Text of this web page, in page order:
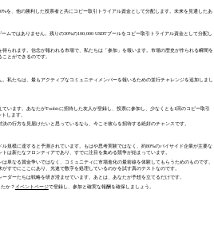
を、他の勝利した投票者と共にコピー取引トライアル資金として分配します。未来を見通したあ
ムではありません。残りの30%の100,000 USDTプールをコピー取引トライアル資金として分配し
られます。信念が報われる市場で、私たちは「参加」を報います。市場の歴史が作られる瞬間を
とができるのです。
私たちは、最もアクティブなコミュニティメンバーを報いるための並行チャレンジを追加しまし
います。あなたがToobitに招待した友人が登録し、投票に参加し、少なくとも1回のコピー取引
します。
の行方を見届けたいと思っているなら、今こそ彼らを招待する絶好のチャンスです。
規模に達すると予測されています。もはや思考実験ではなく、約80%のバイサイド企業が主要な
は新たなフロンティアであり、すでに注目を集める競争が始まっています。
単なる賞金争いではなく、コミュニティに市場進化の最前線を体験してもらうためのものです。
すでにここにあり、光速で数字を処理しているのかを試す真のテストなのです。
ダーたちは戦略を研ぎ澄ませています。あとは、あなたが予想を立てるだけです。
か？イベントページで登録し、参加と確実な報酬を確保しましょう。